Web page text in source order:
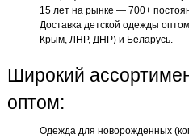
15 лет на рынке — 700+
Доставка детской одежды
Крым, ЛНР, ДНР) и Беларусь.
Широкий
оптом:
Одежда для новорожденных